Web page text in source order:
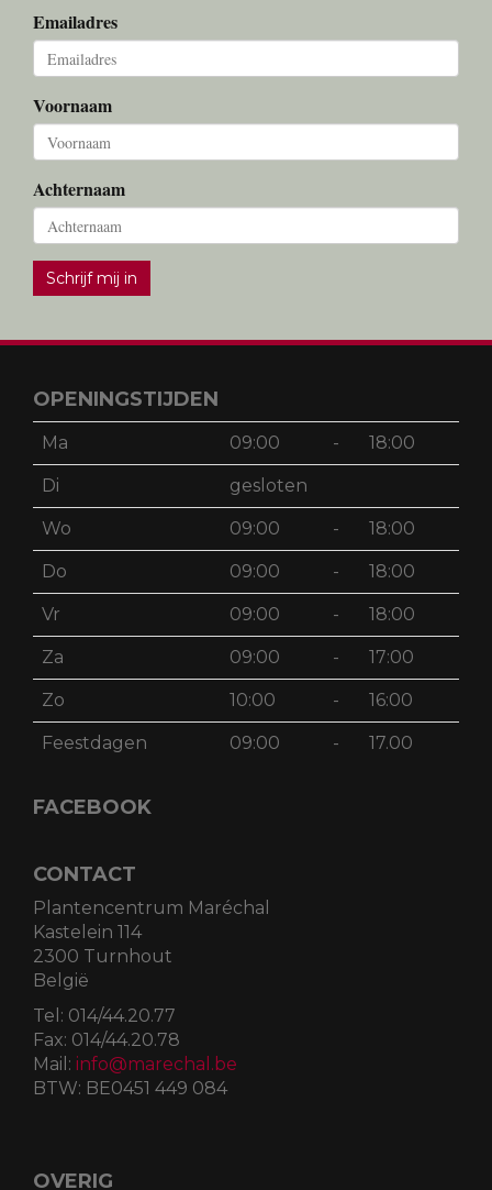
Emailadres
Voornaam
Achternaam
Schrijf mij in
OPENINGSTIJDEN
Ma 09:00 - 18:00
Di gesloten
Wo 09:00 - 18:00
Do 09:00 - 18:00
Vr 09:00 - 18:00
Za 09:00 - 17:00
Zo 10:00 - 16:00
Feestdagen 09:00 - 17.00
FACEBOOK
CONTACT
Plantencentrum Maréchal
Kastelein 114
2300 Turnhout
België
Tel: 014/44.20.77
Fax: 014/44.20.78
Mail: info@marechal.be
BTW: BE0451 449 084
OVERIG